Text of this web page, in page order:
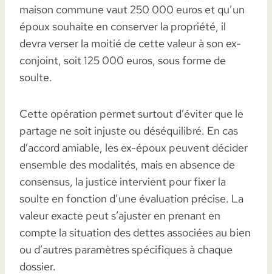
maison commune vaut 250 000 euros et qu’un
époux souhaite en conserver la propriété, il
devra verser la moitié de cette valeur à son ex-
conjoint, soit 125 000 euros, sous forme de
soulte.
Cette opération permet surtout d’éviter que le
partage ne soit injuste ou déséquilibré. En cas
d’accord amiable, les ex-époux peuvent décider
ensemble des modalités, mais en absence de
consensus, la justice intervient pour fixer la
soulte en fonction d’une évaluation précise. La
valeur exacte peut s’ajuster en prenant en
compte la situation des dettes associées au bien
ou d’autres paramètres spécifiques à chaque
dossier.